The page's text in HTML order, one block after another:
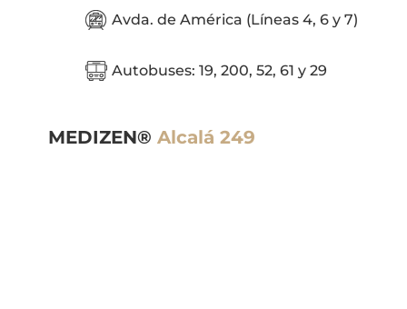
Avda. de América (Líneas 4, 6 y 7)
Autobuses: 19, 200, 52, 61 y 29
MEDIZEN®Alcalá 249